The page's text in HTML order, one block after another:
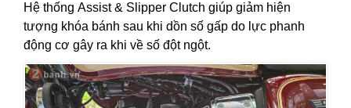
Hệ thống Assist & Slipper Clutch giúp giảm hiện
tượng khóa bánh sau khi dồn số gấp do lực phanh
động cơ gây ra khi về số đột ngột.